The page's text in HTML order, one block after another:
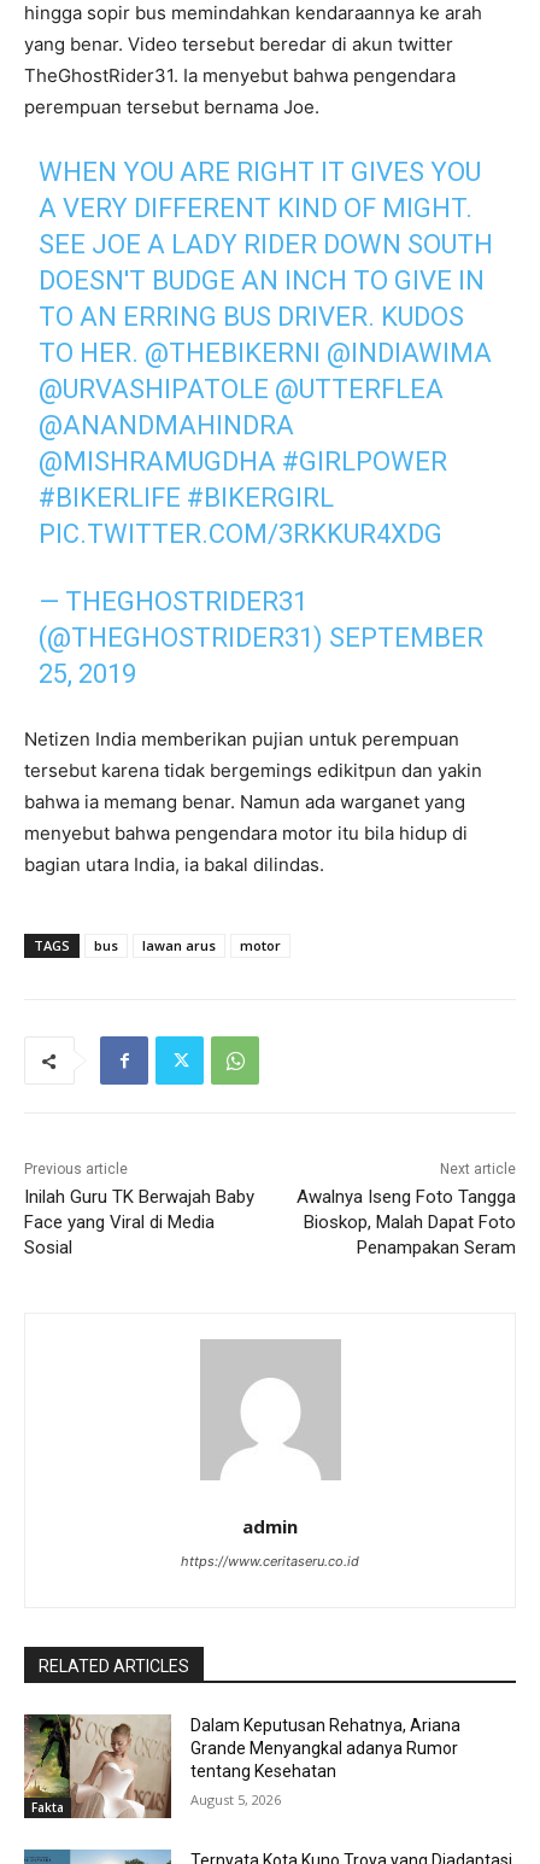
hingga sopir bus memindahkan kendaraannya ke arah
yang benar. Video tersebut beredar di akun twitter
TheGhostRider31. Ia menyebut bahwa pengendara
perempuan tersebut bernama Joe.
WHEN YOU ARE RIGHT IT GIVES YOU
A VERY DIFFERENT KIND OF MIGHT.
SEE JOE A LADY RIDER DOWN SOUTH
DOESN'T BUDGE AN INCH TO GIVE IN
TO AN ERRING BUS DRIVER. KUDOS
TO HER. @THEBIKERNI @INDIAWIMA
@URVASHIPATOLE @UTTERFLEA
@ANANDMAHINDRA
@MISHRAMUGDHA #GIRLPOWER
#BIKERLIFE #BIKERGIRL
PIC.TWITTER.COM/3RKKUR4XDG
— THEGHOSTRIDER31
(@THEGHOSTRIDER31) SEPTEMBER
25, 2019
Netizen India memberikan pujian untuk perempuan
tersebut karena tidak bergemings edikitpun dan yakin
bahwa ia memang benar. Namun ada warganet yang
menyebut bahwa pengendara motor itu bila hidup di
bagian utara India, ia bakal dilindas.
TAGS bus lawan arus motor
Previous article
Inilah Guru TK Berwajah Baby
Face yang Viral di Media
Sosial
Next article
Awalnya Iseng Foto Tangga
Bioskop, Malah Dapat Foto
Penampakan Seram
admin
https://www.ceritaseru.co.id
RELATED ARTICLES
Fakta
Dalam Keputusan Rehatnya, Ariana
Grande Menyangkal adanya Rumor
tentang Kesehatan
August 5, 2026